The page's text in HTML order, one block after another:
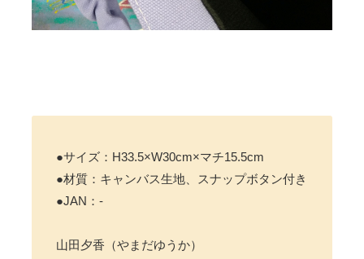
●サイズ：H33.5×W30cm×マチ15.5cm
●材質：キャンバス生地、スナップボタン付き
●JAN：-
山田夕香（やまだゆうか）